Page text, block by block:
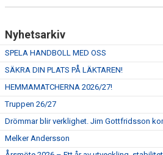
Nyhetsarkiv
SPELA HANDBOLL MED OSS
SÄKRA DIN PLATS PÅ LÄKTAREN!
HEMMAMATCHERNA 2026/27!
Truppen 26/27
Drömmar blir verklighet. Jim Gottfridsson
Melker Andersson